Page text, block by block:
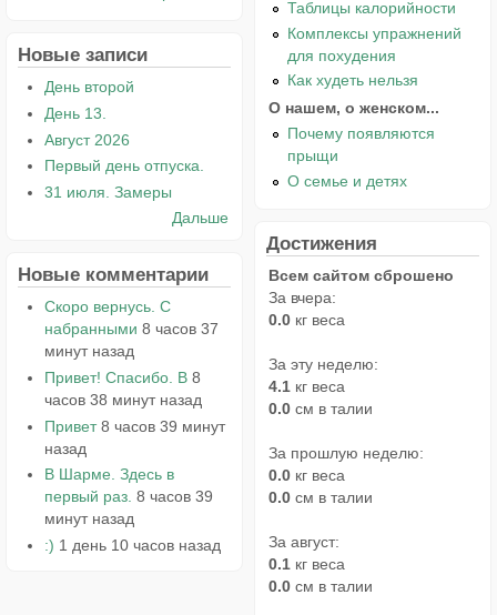
Новые записи
День второй
День 13.
Август 2026
Первый день отпуска.
31 июля. Замеры
Дальше
Новые комментарии
Скоро вернусь. С
набранными 8 часов 37
минут назад
Привет! Спасибо. В 8
часов 38 минут назад
Привет 8 часов 39 минут
назад
В Шарме. Здесь в
первый раз. 8 часов 39
минут назад
:) 1 день 10 часов назад
Таблицы калорийности
Комплексы упражнений
для похудения
Как худеть нельзя
О нашем, о женском...
Почему появляются
прыщи
О семье и детях
Достижения
Всем сайтом сброшено
За вчера:
0.0 кг веса
За эту неделю:
4.1 кг веса
0.0 см в талии
За прошлую неделю:
0.0 кг веса
0.0 см в талии
За август:
0.1 кг веса
0.0 см в талии